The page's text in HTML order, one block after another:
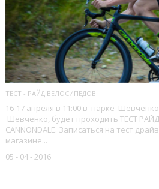
ТЕСТ - РАЙД ВЕЛОСИПЕДОВ
16-17 апреля в 11:00 в парке
Шевченко, будет проходить ТЕСТ
CANNONDALE. Записаться на тест
магазине...
05 - 04 - 2016